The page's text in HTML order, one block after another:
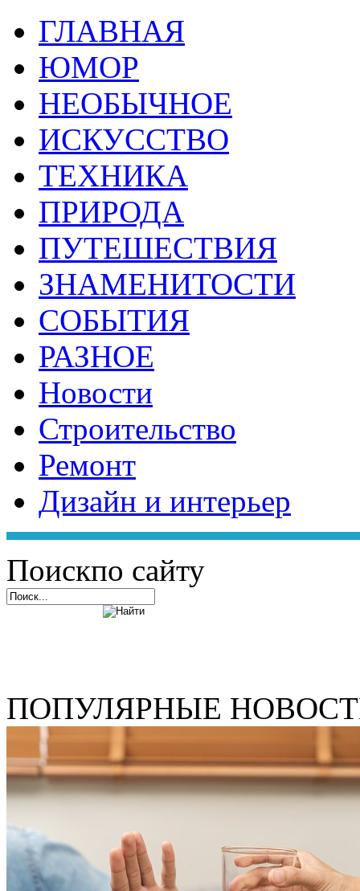
ГЛАВНАЯ
ЮМОР
НЕОБЫЧНОЕ
ИСКУССТВО
ТЕХНИКА
ПРИРОДА
ПУТЕШЕСТВИЯ
ЗНАМЕНИТОСТИ
СОБЫТИЯ
РАЗНОЕ
Новости
Строительство
Ремонт
Дизайн и интерьер
Поискпо сайту
ПОПУЛЯРНЫЕ